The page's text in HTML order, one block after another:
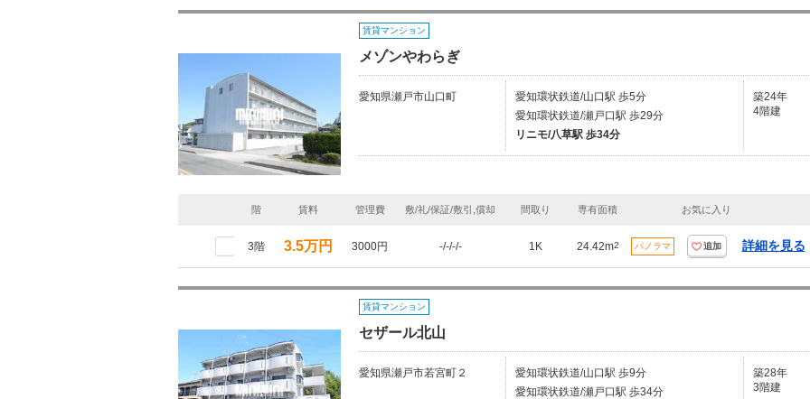
賃貸マンション
メゾンやわらぎ
愛知県瀬戸市山口町
愛知環状鉄道/山口駅 歩5分
愛知環状鉄道/瀬戸口駅 歩29分
リニモ/八草駅 歩34分
築24年
4階建
階 賃料 管理費 敷/礼/保証/敷引,償却 間取り 専有面積 お気に入り
3階 3.5万円 3000円 -/-/-/- 1K 24.42m2 パノラマ 追加 詳細を見る
賃貸マンション
セザール北山
愛知県瀬戸市若宮町２
愛知環状鉄道/山口駅 歩9分
愛知環状鉄道/瀬戸口駅 歩34分
築28年
3階建